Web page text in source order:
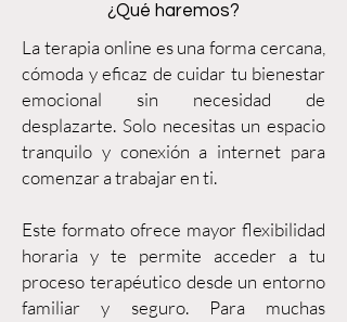
¿Qué haremos?
La terapia online es una forma cercana,
cómoda y eficaz de cuidar tu bienestar
emocional sin necesidad de
desplazarte. Solo necesitas un espacio
tranquilo y conexión a internet para
comenzar a trabajar en ti.
Este formato ofrece mayor flexibilidad
horaria y te permite acceder a tu
proceso terapéutico desde un entorno
familiar y seguro. Para muchas